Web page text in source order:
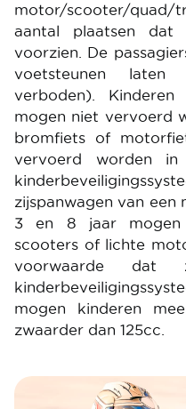
motor/scooter/quad/
aantal plaatsen
voorzien. De
voetsteunen
verboden).
mogen niet vervoerd
bromfiets of
vervoerd worden
zijspanwagen van een
3 en 8 jaar mogen
scooters of lichte
voorwaarde
mogen kinderen
zwaarder dan 125cc.
Image